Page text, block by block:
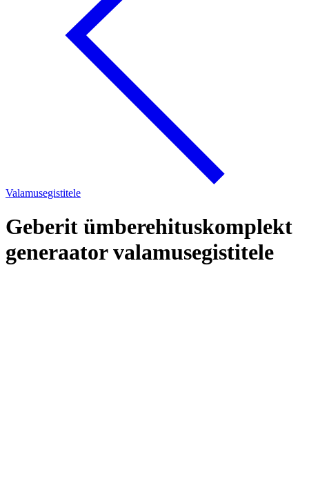
Valamusegistitele
Geberit ümberehituskomplekt
generaator valamusegistitele